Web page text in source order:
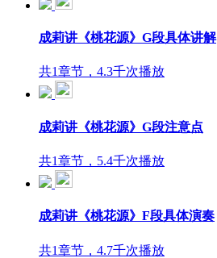
成莉讲《桃花源》G段具体讲解
共1章节，4.3千次播放
成莉讲《桃花源》G段注意点
共1章节，5.4千次播放
成莉讲《桃花源》F段具体演奏
共1章节，4.7千次播放